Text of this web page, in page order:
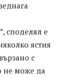
споделял е
ястия
с
не може да